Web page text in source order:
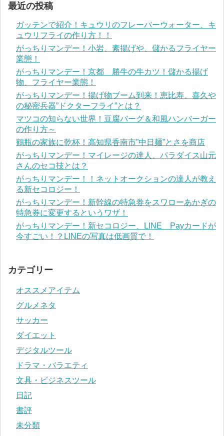
最近の投稿
ガッテンで紹介！キュウリのフレーバーウォーター、キ
ュウリフライの作り方！！
がっちりマンデー！小岩、素揚げや、儲かるフライヤー
業態！
がっちりマンデー！京都 勝牛の牛カツ！儲かる揚げ
物、フライヤー業態！
がっちりマンデー！揚げ物ブーム到来！恵比寿、喜久や
の秘密兵器”ドクターフライ”とは？
マツコの知らない世界！豆腐バーグ＆和風ハンバーガー
の作り方～
鶴瓶の家族に乾杯！高知県香南市”中日麺”とさを商店
がっちりマンデー！マイレージの達人、パラダイス山元
さんのセコ技とは？
がっちりマンデー！！ネットオークションの達人が教え
る新セコロジー！
がっちりマンデー！新幹線の特急券をスワローあかぎの
特急券に変更するというワザ！
がっちりマンデー！新セコロジー、LINE Payカードが
今すごい！？LINEの写真は低画質で！
カテゴリー
オススメアイテム
グルメネタ
サッカー
ダイエット
デジタルツール
ドラマ・バラエティ
文具・ビジネスツール
日記
書評
未分類